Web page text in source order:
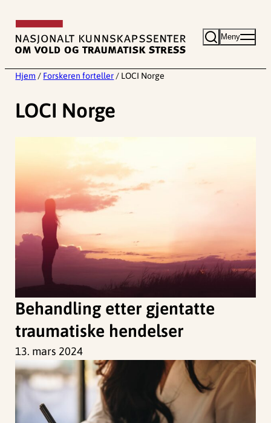
innhold
Meny
Hjem / Forskeren forteller / LOCI Norge
LOCI Norge
Behandling etter gjentatte
traumatiske hendelser
13. mars 2024